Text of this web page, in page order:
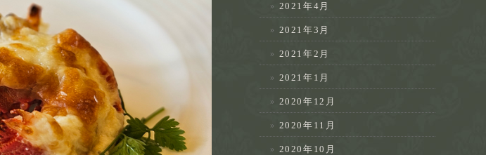
2021年4月
2021年3月
2021年2月
2021年1月
2020年12月
2020年11月
2020年10月